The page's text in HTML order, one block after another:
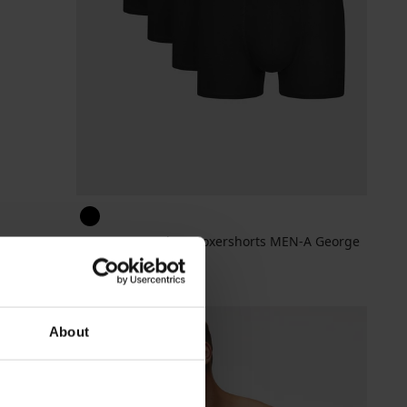
About
5er-PACK Bambus-Boxershorts MEN-A George
57,99 €